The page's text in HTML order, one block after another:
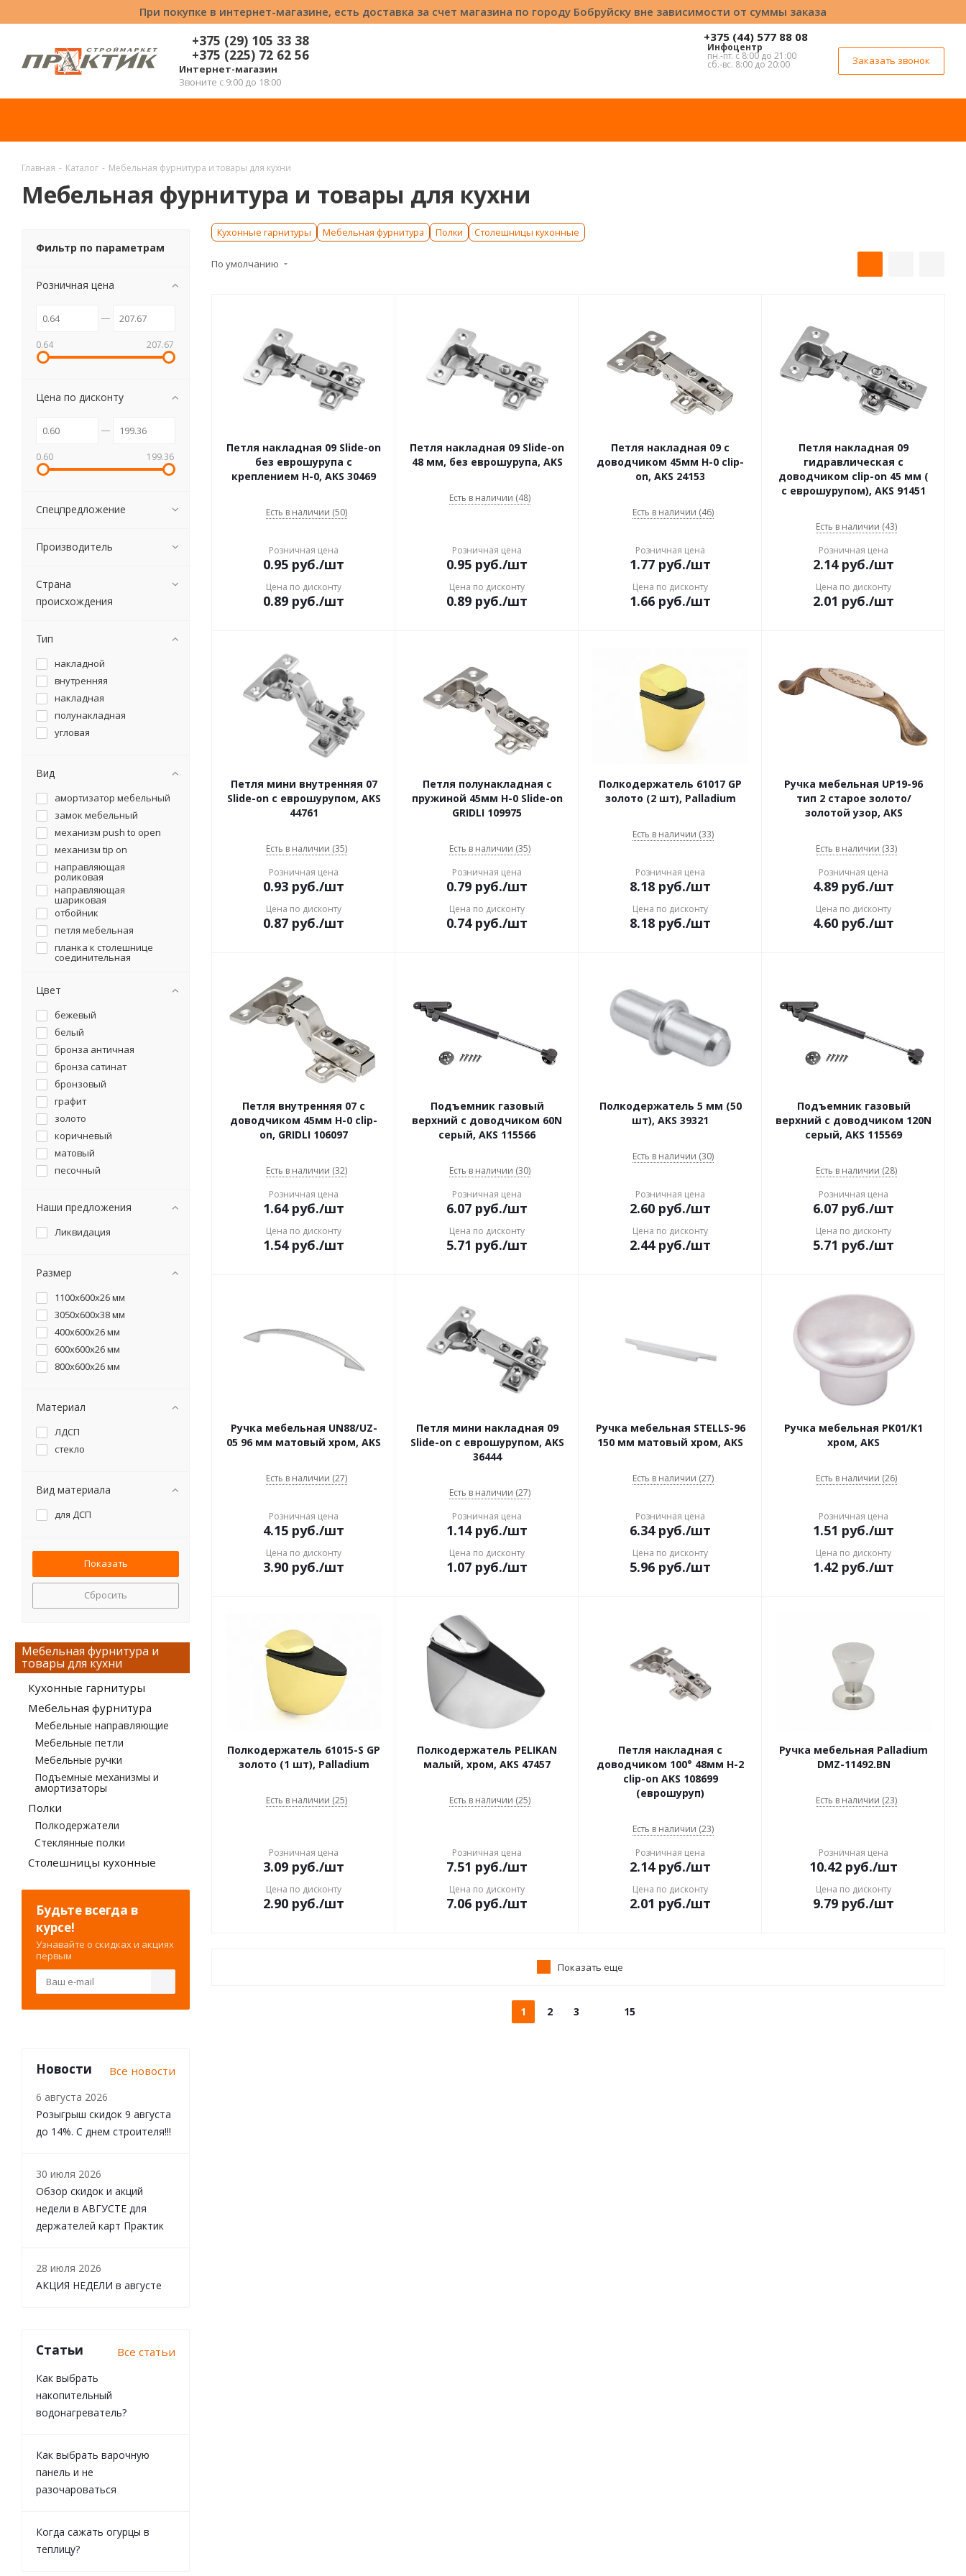
При покупке в интернет-магазине, есть доставка за счет магазина по городу Бобруйску вне зависимости от суммы заказа
+375 (29) 105 33 38
+375 (225) 72 62 56
Интернет-магазин
Звоните с 9:00 до 18:00
+375 (44) 577 88 08
Инфоцентр
пн.-пт. с 8:00 до 21:00
сб.-вс. 8:00 до 20:00 Заказать звонок
Главная - Каталог - Мебельная фурнитура и товары для кухни
Мебельная фурнитура и товары для кухни
Кухонные гарнитуры Мебельная фурнитура Полки Столешницы кухонные
По умолчанию
Петля накладная 09 Slide-on
без еврошурупа с
креплением Н-0, AKS 30469
Есть в наличии (50)
Розничная цена
0.95 руб./шт
Цена по дисконту
0.89 руб./шт
Петля накладная 09 Slide-on
48 мм, без еврошурупа, AKS
Есть в наличии (48)
Розничная цена
0.95 руб./шт
Цена по дисконту
0.89 руб./шт
Петля накладная 09 с
доводчиком 45мм H-0 clip-
on, AKS 24153
Есть в наличии (46)
Розничная цена
1.77 руб./шт
Цена по дисконту
1.66 руб./шт
Петля накладная 09
гидравлическая с
доводчиком clip-on 45 мм (
с еврошурупом), AKS 91451
Есть в наличии (43)
Розничная цена
2.14руб./шт
Цена по дисконту
2.01 руб./шт
Петля мини внутренняя 07
Slide-on с еврошурупом, AKS
44761
Есть в наличии (35)
Розничная цена
0.93 руб./шт
Цена по дисконту
0.87 руб./шт
Петля полунакладная с
пружиной 45мм Н-0 Slide-on
GRIDLI 109975
Есть в наличии (35)
Розничная цена
0.79 руб./шт
Цена по дисконту
0.74руб./шт
Полкодержатель 61017 GP
золото (2 шт), Palladium
Есть в наличии (33)
Розничная цена
8.18 руб./шт
Цена по дисконту
8.18 руб./шт
Ручка мебельная UP19-96
тип 2 старое золото/
золотой узор, AKS
Есть в наличии (33)
Розничная цена
4.89 руб./шт
Цена по дисконту
4.60 руб./шт
Петля внутренняя 07 с
доводчиком 45мм H-0 clip-
on, GRIDLI 106097
Есть в наличии (32)
Розничная цена
1.64руб./шт
Цена по дисконту
1.54руб./шт
Подъемник газовый
верхний с доводчиком 60N
серый, AKS 115566
Есть в наличии (30)
Розничная цена
6.07 руб./шт
Цена по дисконту
5.71 руб./шт
Полкодержатель 5 мм (50
шт), AKS 39321
Есть в наличии (30)
Розничная цена
2.60 руб./шт
Цена по дисконту
2.44руб./шт
Подъемник газовый
верхний с доводчиком 120N
серый, AKS 115569
Есть в наличии (28)
Розничная цена
6.07 руб./шт
Цена по дисконту
5.71 руб./шт
Ручка мебельная UN88/UZ-
05 96 мм матовый хром, AKS
Есть в наличии (27)
Розничная цена
4.15 руб./шт
Цена по дисконту
3.90 руб./шт
Петля мини накладная 09
Slide-on с еврошурупом, AKS
36444
Есть в наличии (27)
Розничная цена
1.14руб./шт
Цена по дисконту
1.07 руб./шт
Ручка мебельная STELLS-96
150 мм матовый хром, AKS
Есть в наличии (27)
Розничная цена
6.34руб./шт
Цена по дисконту
5.96 руб./шт
Ручка мебельная PK01/K1
хром, AKS
Есть в наличии (26)
Розничная цена
1.51 руб./шт
Цена по дисконту
1.42 руб./шт
Полкодержатель 61015-S GP
золото (1 шт), Palladium
Есть в наличии (25)
Розничная цена
3.09 руб./шт
Цена по дисконту
2.90 руб./шт
Полкодержатель PELIKAN
малый, хром, AKS 47457
Есть в наличии (25)
Розничная цена
7.51 руб./шт
Цена по дисконту
7.06 руб./шт
Петля накладная с
доводчиком 100° 48мм H-2
clip-on AKS 108699
(еврошуруп)
Есть в наличии (23)
Розничная цена
2.14руб./шт
Цена по дисконту
2.01 руб./шт
Ручка мебельная Palladium
DMZ-11492.BN
Есть в наличии (23)
Розничная цена
10.42 руб./шт
Цена по дисконту
9.79 руб./шт
Показать еще
1 2 3 15
Фильтр по параметрам
Розничная цена
0.64 207.67
Цена по дисконту
0.60 199.36
Спецпредложение
Производитель
Страна
происхождения
Тип
накладной
внутренняя
накладная
полунакладная
угловая
Вид
амортизатор мебельный
замок мебельный
механизм push to open
механизм tip on
направляющая
роликовая
направляющая
шариковая
отбойник
петля мебельная
планка к столешнице
соединительная
планка к столешнице
поддон сушки
подъёмник газовый
полка прямоугольная
полка угловая
полкодержатель
ручка мебельная
столешница
Цвет
бежевый
белый
бронза античная
бронза сатинат
бронзовый
графит
золото
коричневый
матовый
песочный
серебряный
хром
черный
Наши предложения
Ликвидация
Размер
1100x600x26 мм
3050x600x38 мм
400x600x26 мм
600x600x26 мм
800x600x26 мм
Материал
ЛДСП
стекло
Вид материала
для ДСП
Сбросить
Мебельная фурнитура и
товары для кухни
Кухонные гарнитуры
Мебельная фурнитура
Мебельные направляющие
Мебельные петли
Мебельные ручки
Подъемные механизмы и
амортизаторы
Полки
Полкодержатели
Стеклянные полки
Столешницы кухонные
Будьте всегда в
курсе!
Узнавайте о скидках и акциях
первым
Новости Все новости
6 августа 2026
Розыгрыш скидок 9 августа
до 14%. С днем строителя!!!
30 июля 2026
Обзор скидок и акций
недели в АВГУСТЕ для
держателей карт Практик
28 июля 2026
АКЦИЯ НЕДЕЛИ в августе
Статьи Все статьи
Как выбрать
накопительный
водонагреватель?
Как выбрать варочную
панель и не
разочароваться
Когда сажать огурцы в
теплицу?